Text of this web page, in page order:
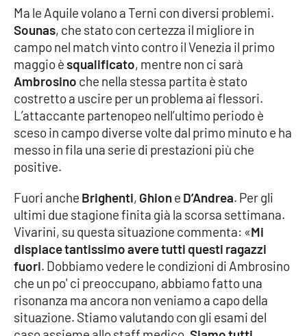
Good Morning Vietnam
Parchi Marini Calabria
Leggendo Alvaro insieme
Imprese Di Calabria
Le perfidie di Antonella Grippo
STREAMING
LaC TV
LaC Network
Ma le Aquile volano a Terni con diversi problemi.
Sounas, che stato con certezza il migliore in
campo nel match vinto contro il Venezia il primo
maggio èsqualificato, mentre non ci sarà
Ambrosino che nella stessa partita è stato
costretto a uscire per un problema ai flessori.
L’attaccante partenopeo nell’ultimo periodo è
sceso in campo diverse volte dal primo minuto e ha
messo in fila una serie di prestazioni più che
positive.
Fuori anche Brighenti, Ghione D’Andrea. Per gli
ultimi due stagione finita già la scorsa settimana.
Vivarini, su questa situazione commenta: «Mi
dispiace tantissimo avere tutti questi ragazzi
fuori. Dobbiamo vedere le condizioni di Ambrosino
che un po' ci preoccupano, abbiamo fatto una
risonanza ma ancora non veniamo a capo della
situazione. Stiamo valutando con gli esami del